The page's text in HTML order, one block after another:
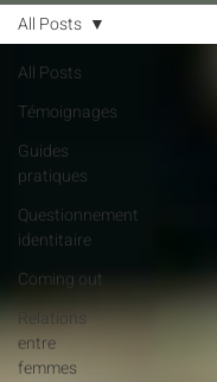
All Posts
Témoignages
Guides
pratiques
Questionnement
identitaire
Coming out
Relations
entre
femmes
All Posts